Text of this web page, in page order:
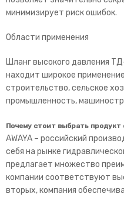
минимизирует риск ошибок.
Области применения
Шланг высокого давления
находит широкое
строительство, сельское
промышленность,
Почему стоит выбрать продукт
AWAYA – российский
себя на рынке
предлагает множество
компании соответствуют
вторых, компания